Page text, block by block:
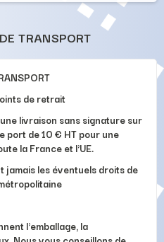
TRANSPORT
de retrait
livraison sans signature sur
port de 10 € HT pour une
la France et l'UE.
jamais les éventuels droits de
l'emballage, la